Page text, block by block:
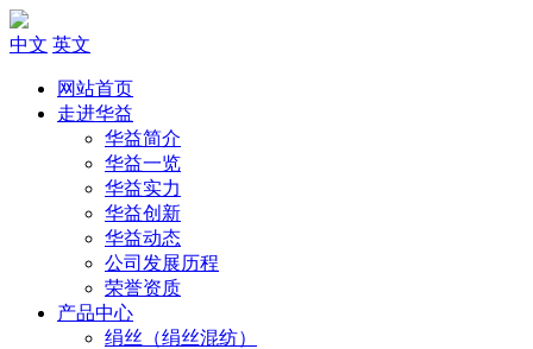
中文 英文
网站首页
走进华益
华益简介
华益一览
华益实力
华益创新
华益动态
公司发展历程
荣誉资质
产品中心
绢丝（绢丝混纺）